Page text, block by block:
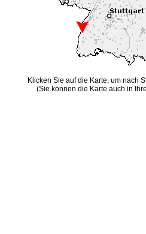
Klicken Sie auf die Karte, um nach
(Sie können die Karte auch in